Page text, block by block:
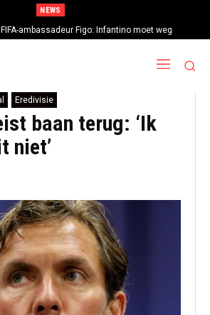
NEWS
ambassadeur Figo: Infantino moet weg
Eredivisie
baan terug: ‘Ik
niet’